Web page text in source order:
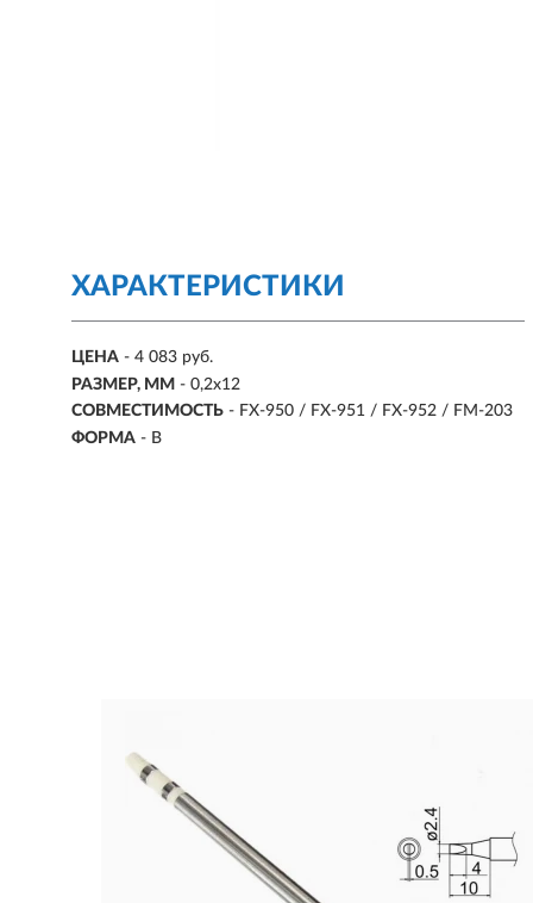
ХАРАКТЕРИСТИКИ
ЦЕНА - 4 083 руб.
РАЗМЕР, ММ - 0,2х12
СОВМЕСТИМОСТЬ - FX-950 / FX-951 / FX-952 / FM-203
ФОРМА - B